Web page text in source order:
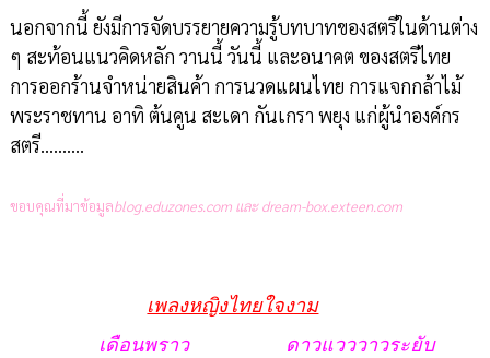
นอกจากนี้ ยังมีการจัดบรรยายความรู้บทบาทของสตรีในด้านต่าง
ๆ สะท้อนแนวคิดหลัก วานนี้ วันนี้ และอนาคต ของสตรีไทย
การออกร้านจำหน่ายสินค้า การนวดแผนไทย การแจกกล้าไม้
พระราชทาน อาทิ ต้นคูน สะเดา กันเกรา พยุง แก่ผู้นำองค์กร
สตรี..........
ขอบคุณที่มาข้อมูลblog.eduzones.com และdream-box.exteen.com
เพลงหญิงไทยใจงาม
เดือนพราว
ดาวแวววาวระยับ